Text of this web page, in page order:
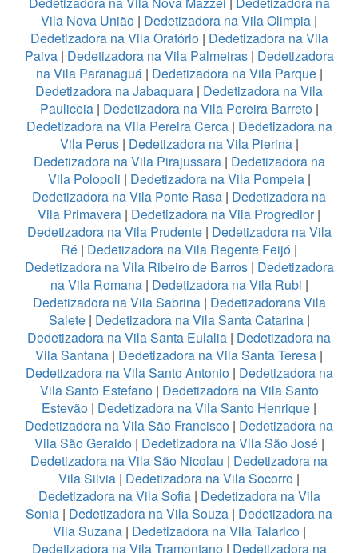
Vila Nova União | Dedetizadora na Vila Olimpia |
Dedetizadora na Vila Oratório| Dedetizadora na Vila
Paiva| Dedetizadora na Vila Palmeiras| Dedetizadora
na Vila Paranaguá| Dedetizadora na Vila Parque|
Dedetizadora na Jabaquara | Dedetizadora na Vila
Pauliceia| Dedetizadora na Vila Pereira Barreto|
Dedetizadora na Vila Pereira Cerca| Dedetizadora na
Vila Perus| Dedetizadora na Vila Pierina|
Dedetizadora na Vila Pirajussara| Dedetizadora na
Vila Polopoli | Dedetizadora na Vila Pompeia|
Dedetizadora na Vila Ponte Rasa | Dedetizadora na
Vila Primavera | Dedetizadora na Vila Progredior|
Dedetizadora na Vila Prudente| Dedetizadora na Vila
Ré | Dedetizadora na Vila Regente Feijó |
Dedetizadora na Vila Ribeiro de Barros| Dedetizadora
na Vila Romana| Dedetizadora na Vila Rubi |
Dedetizadora na Vila Sabrina| Dedetizadorans Vila
Salete| Dedetizadora na Vila Santa Catarina|
Dedetizadora na Vila Santa Eulalia | Dedetizadora na
Vila Santana | Dedetizadora na Vila Santa Teresa |
Dedetizadora na Vila Santo Antonio| Dedetizadora na
Vila Santo Estefano| Dedetizadora na Vila Santo
Estevão | Dedetizadora na Vila Santo Henrique |
Dedetizadora na Vila São Francisco | Dedetizadora na
Vila São Geraldo| Dedetizadora na Vila São José|
Dedetizadora na Vila São Nicolau | Dedetizadora na
Vila Silvia | Dedetizadora na Vila Socorro |
Dedetizadora na Vila Sofia| Dedetizadora na Vila
Sonia | Dedetizadora na Vila Souza | Dedetizadora na
Vila Suzana| Dedetizadora na Vila Talarico|
Dedetizadora na Vila Tramontano| Dedetizadora na